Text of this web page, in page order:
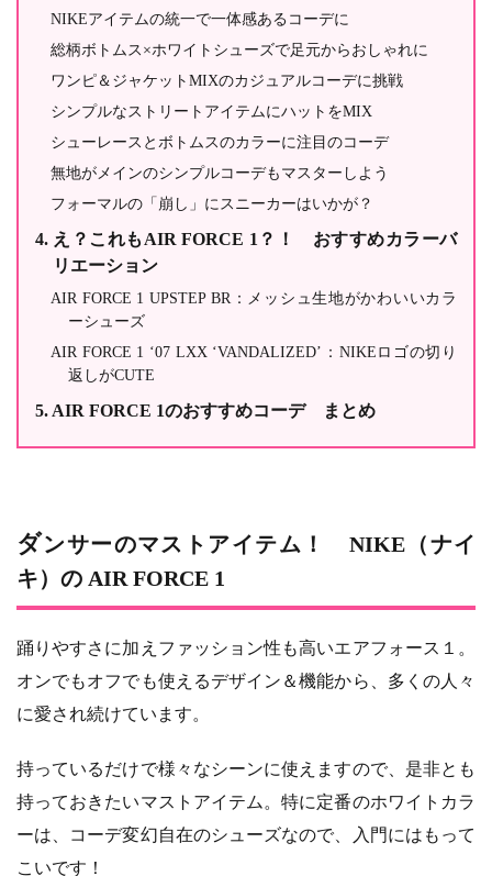
NIKEアイテムの統一で一体感あるコーデに
総柄ボトムス×ホワイトシューズで足元からおしゃれに
ワンピ＆ジャケットMIXのカジュアルコーデに挑戦
シンプルなストリートアイテムにハットをMIX
シューレースとボトムスのカラーに注目のコーデ
無地がメインのシンプルコーデもマスターしよう
フォーマルの「崩し」にスニーカーはいかが？
え？これもAIR FORCE 1？！ おすすめカラーバ
リエーション
AIR FORCE 1 UPSTEP BR：メッシュ生地がかわいいカラ
ーシューズ
AIR FORCE 1 ‘07 LXX ‘VANDALIZED’：NIKEロゴの切り
返しがCUTE
AIR FORCE 1のおすすめコーデ まとめ
ダンサーのマストアイテム！ NIKE（ナイ
キ）の AIR FORCE 1
踊りやすさに加えファッション性も高いエアフォース１。
オンでもオフでも使えるデザイン＆機能から、多くの人々
に愛され続けています。
持っているだけで様々なシーンに使えますので、是非とも
持っておきたいマストアイテム。特に定番のホワイトカラ
ーは、コーデ変幻自在のシューズなので、入門にはもって
こいです！